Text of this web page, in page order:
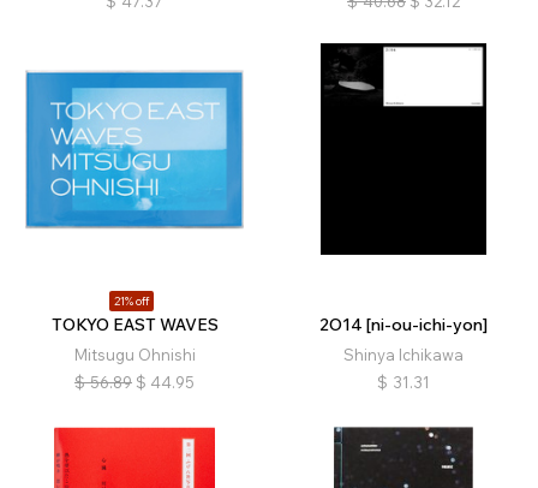
21% off
TOKYO EAST WAVES
Mitsugu Ohnishi
$ 56.89 $ 44.95
2O14 [ni-ou-ichi-yon]
Shinya Ichikawa
$ 31.31